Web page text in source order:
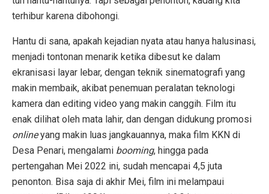
terhibur karena dibohongi.
Hantu di sana, apakah kejadian nyata atau hanya halusinasi,
menjadi tontonan menarik ketika dibesut ke dalam
ekranisasi layar lebar, dengan teknik sinematografi yang
makin membaik, akibat penemuan peralatan teknologi
kamera dan editing video yang makin canggih. Film itu
enak dilihat oleh mata lahir, dan dengan didukung promosi
onlineyang makin luas jangkauannya, maka film KKN di
Desa Penari, mengalami booming, hingga pada
pertengahan Mei 2022 ini, sudah mencapai 4,5 juta
penonton. Bisa saja di akhir Mei, film ini melampaui